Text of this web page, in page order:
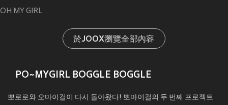
OH MY GIRL
於JOOX瀏覽全部內容
PO~MYGIRL BOGGLE BOGGLE
뽀로로와 오마이걸이 다시 돌아왔다! 뽀마이걸의 두 번째 프로젝트